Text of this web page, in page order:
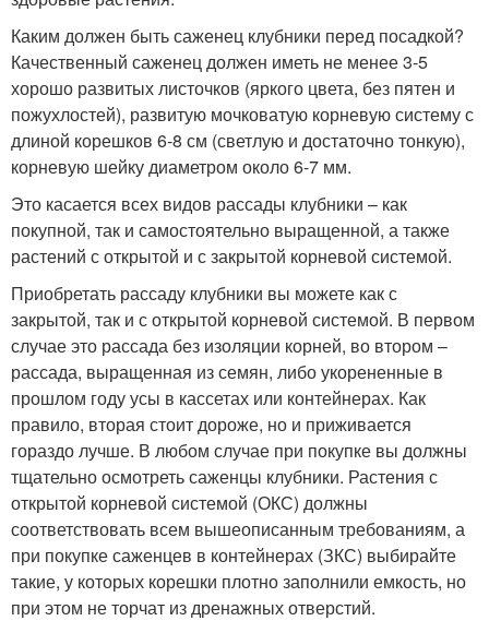
Каким должен быть саженец клубники перед посадкой?
Качественный саженец должен иметь не менее 3-5
хорошо развитых листочков (яркого цвета, без пятен и
пожухлостей), развитую мочковатую корневую систему с
длиной корешков 6-8 см (светлую и достаточно тонкую),
корневую шейку диаметром около 6-7 мм.
Это касается всех видов рассады клубники – как
покупной, так и самостоятельно выращенной, а также
растений с открытой и с закрытой корневой системой.
Приобретать рассаду клубники вы можете как с
закрытой, так и с открытой корневой системой. В первом
случае это рассада без изоляции корней, во втором –
рассада, выращенная из семян, либо укорененные в
прошлом году усы в кассетах или контейнерах. Как
правило, вторая стоит дороже, но и приживается
гораздо лучше. В любом случае при покупке вы должны
тщательно осмотреть саженцы клубники. Растения с
открытой корневой системой (ОКС) должны
соответствовать всем вышеописанным требованиям, а
при покупке саженцев в контейнерах (ЗКС) выбирайте
такие, у которых корешки плотно заполнили емкость, но
при этом не торчат из дренажных отверстий.